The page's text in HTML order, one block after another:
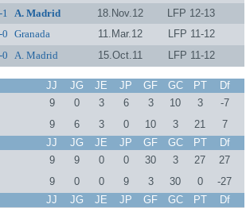
A. Madrid 18.Nov.12
LFP 12-13
0 Granada 11.Mar.12
LFP 11-12
0 A. Madrid 15.Oct.11 LFP 11-12
JJ JG JE JP GF GC PT
Df
9 0 3 6 3 10 3
-7
9 6 3 0 10 3 21
7
JJ JG JE JP GF GC PT
Df
9 9 0 0 30 3 27
27
9 0 0 9 3 30 0
-27
JJ JG JE JP GF GC PT
Df